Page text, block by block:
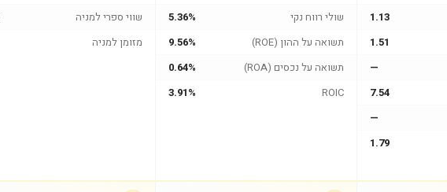
1.13
1.51
—
7.54
—
1.79
שולי רווח נקי
5.36%
תשואה על ההון (ROE)
9.56%
תשואה על נכסים (ROA)
0.64%
ROIC
3.91%
שווי ספרי למניה
מזומן למניה